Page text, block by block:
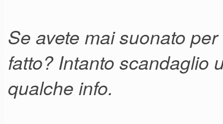
Se avete mai suonato
fatto? Intanto scandaglio
qualche info.